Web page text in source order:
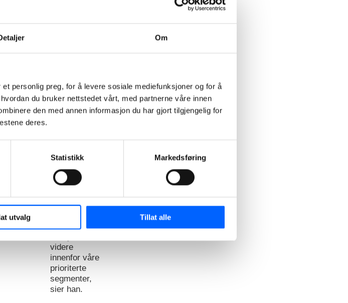
Om
personlig preg, for å levere sosiale mediefunksjoner og for å
du bruker nettstedet vårt, med partnerne våre innen
den med annen informasjon du har gjort tilgjengelig for
deres.
Statistikk Markedsføring
utvalg Tillat alle
2000, og i
rollen som
avdelingsleder
for Store
Vår
strategiske
retning er
definert og vi
har gode
planer for
skal utvikle
videre
innenfor våre
prioriterte
segmenter,
sier han.